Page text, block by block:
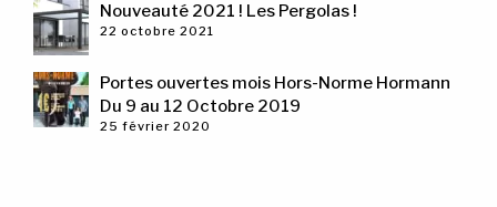
Nouveauté 2021 ! Les Pergolas !
22 octobre 2021
Portes ouvertes mois Hors-Norme Hormann
Du 9 au 12 Octobre 2019
25 février 2020